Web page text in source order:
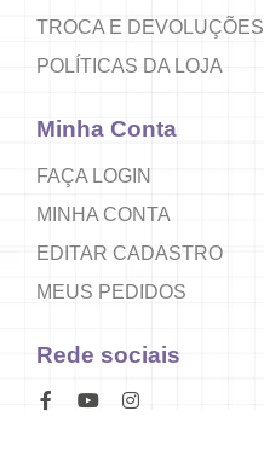
TROCA E DEVOLUÇÕES
POLÍTICAS DA LOJA
Minha Conta
FAÇA LOGIN
MINHA CONTA
EDITAR CADASTRO
MEUS PEDIDOS
Rede sociais